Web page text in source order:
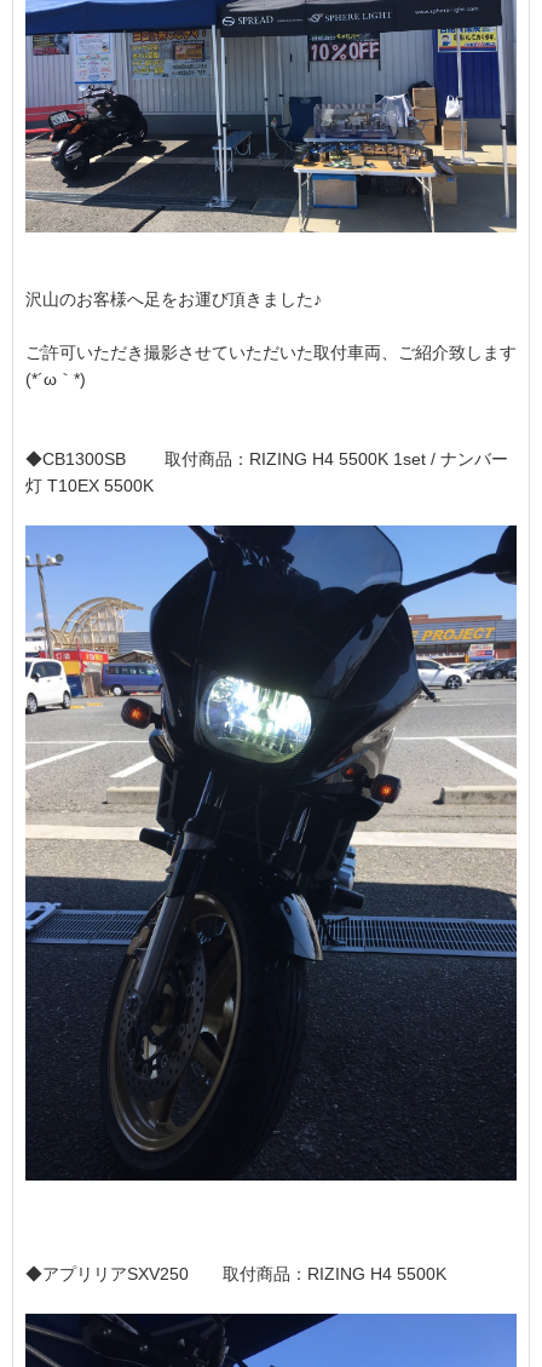
沢山のお客様へ足をお運び頂きました♪
ご許可いただき撮影させていただいた取付車両、ご紹介致します
(*´ω｀*)
◆CB1300SB 取付商品：RIZING H4 5500K 1set / ナンバー
灯 T10EX 5500K
◆アプリリアSXV250 取付商品：RIZING H4 5500K